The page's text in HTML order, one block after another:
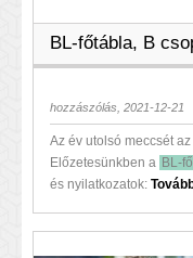
BL-főtábla, B
hozzászólás, 2021-12-21
Az év utolsó meccsét
Előzetesünkben a BL-
és nyilatkozatok: